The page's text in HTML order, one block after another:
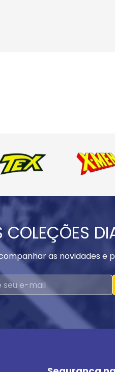
as novidades e